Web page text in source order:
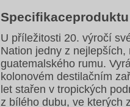
U příležitosti 20. výročí
Nation jedny z
guatemalského rumu.
kolonovém destilačním
let stařen v tropických
z bílého dubu, ve kterých